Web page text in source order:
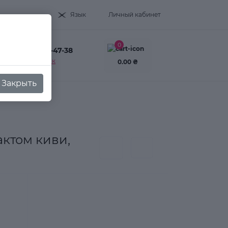
Язык Личный кабинет
+38(093) 995-47-38
Заказать звонок
0
0.00 ₴
Закрыть
киви,